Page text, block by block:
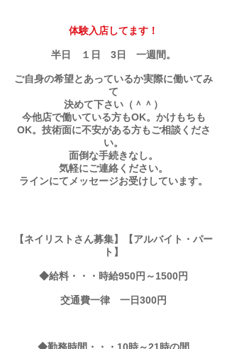
体験入店してます！
半日 １日 3日 一週間。
ご自身の希望とあっているか実際に働いてみ
て
​決めて下さい（＾＾）
今他店で働いている方もOK。かけもちも
OK。技術面に不安がある方もご相談くださ
い。
面倒な手続きなし。
気軽にご連絡ください。
ラインにてメッセージお受けしています。
【ネイリストさん募集】【アルバイト・パー
ト】
◆給料・・・時給950円～1500円
交通費一律 一日300円